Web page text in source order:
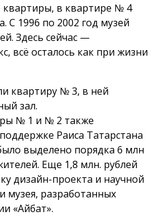
в квартире № 4
С 1996 по 2002 год музей
Здесь сейчас —
всё осталось как при жизни
квартиру № 3, в ней
зал.
№ 1 и № 2 также
Раиса Татарстана
выделено порядка 6 млн
Еще 1,8 млн. рублей
дизайн-проекта и научной
музея, разработанных
«Айбат».